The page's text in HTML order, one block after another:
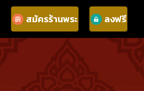
สมัครร้านพระ ลงฟรี